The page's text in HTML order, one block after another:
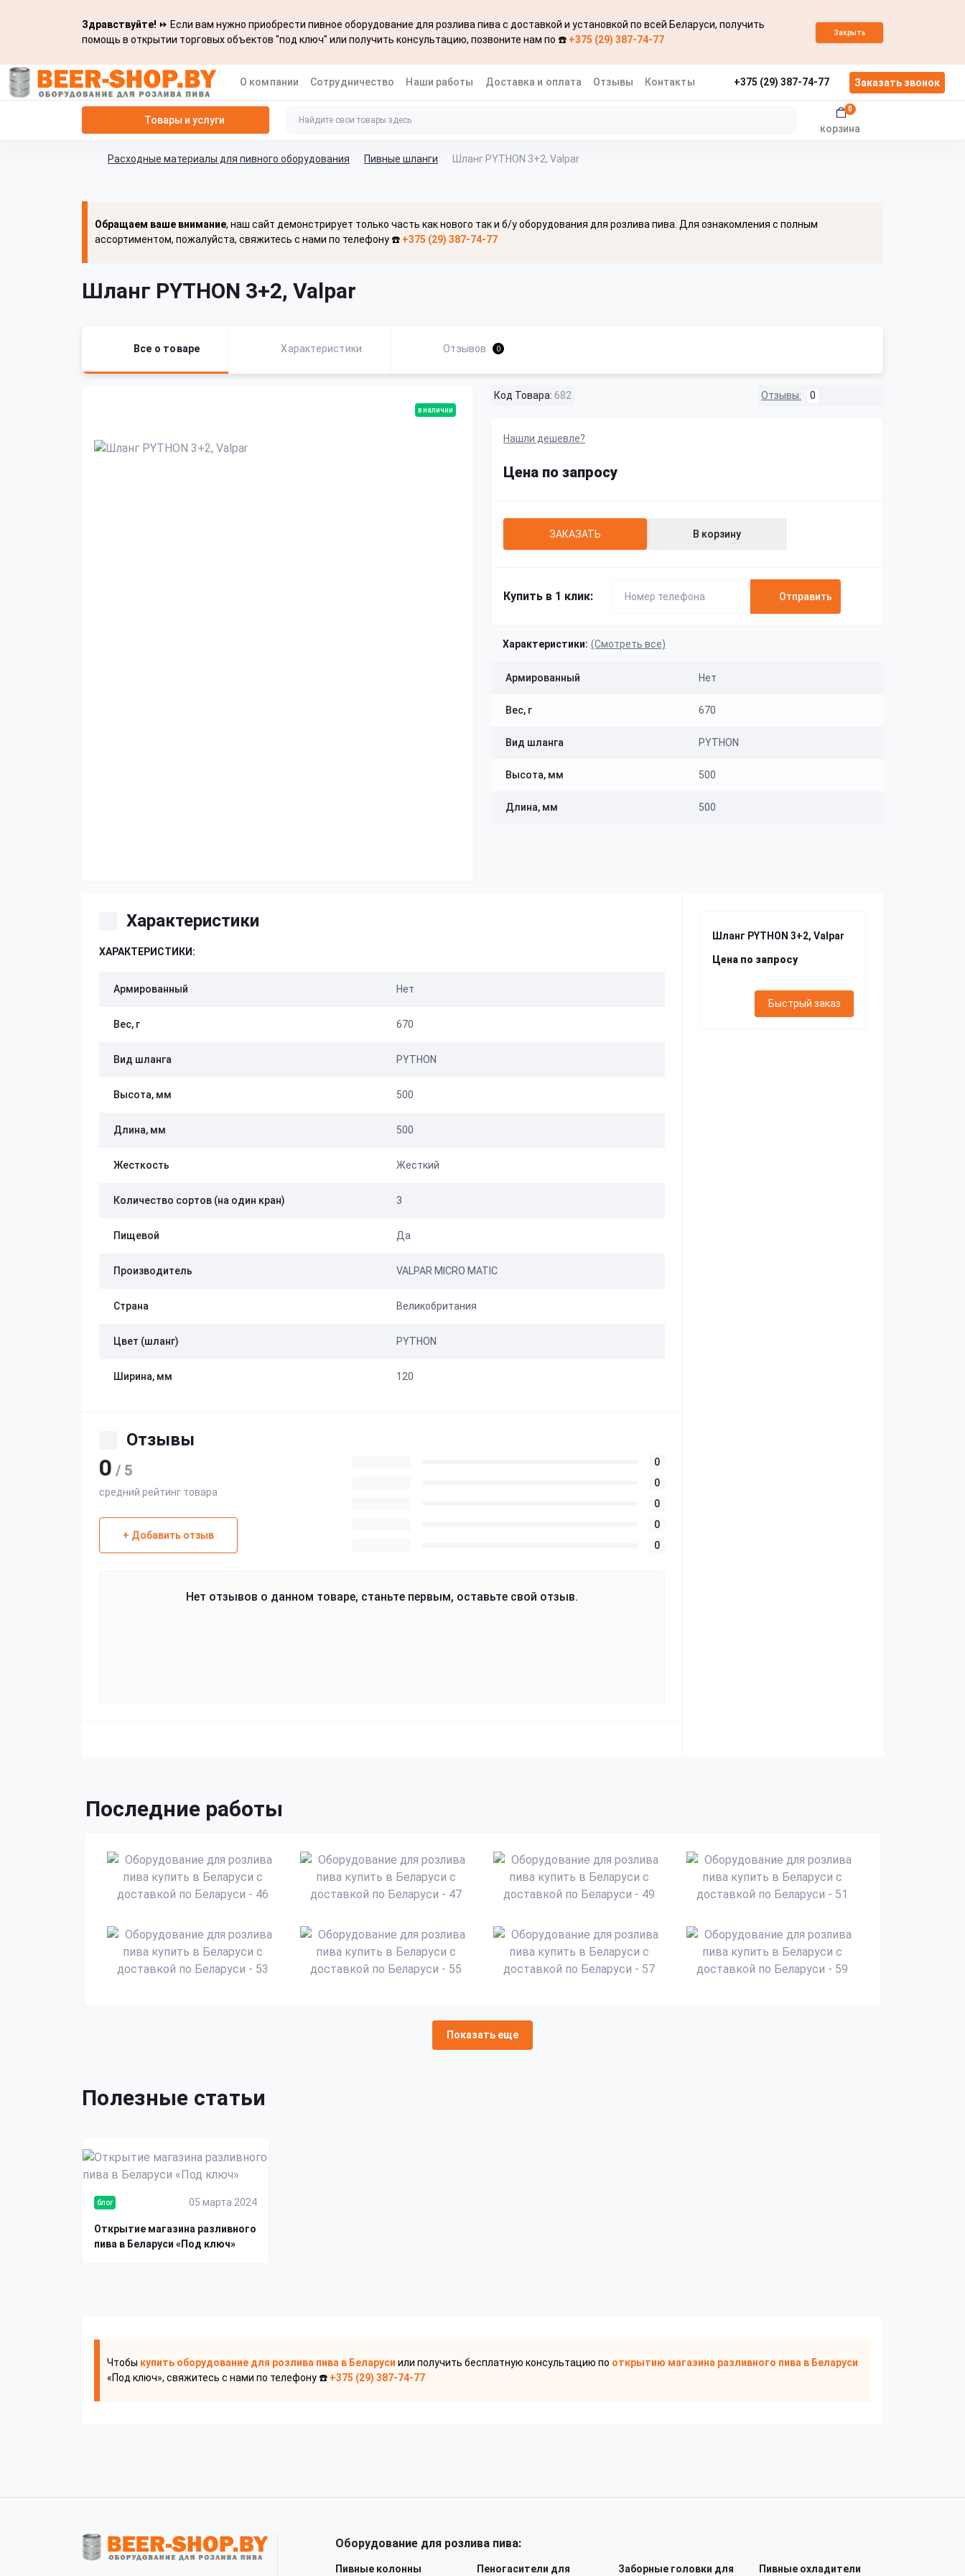
Здравствуйте! ⏩ Если вам нужно приобрести пивное оборудование для розлива пива с доставкой и установкой по всей Беларуси, получить
помощь в открытии торговых объектов "под ключ" или получить консультацию, позвоните нам по ☎️ +375 (29) 387-74-77
Закрыть
О компании Сотрудничество Наши работы Доставка и оплата Отзывы Контакты +375 (29) 387-74-77 Заказать звонок
Товары и услуги
корзина
0
Расходные материалы для пивного оборудования Пивные шланги Шланг PYTHON 3+2, Valpar
Обращаем ваше внимание, наш сайт демонстрирует только часть как нового так и б/у оборудования для розлива пива. Для ознакомления с полным
ассортиментом, пожалуйста, свяжитесь с нами по телефону ☎️ +375 (29) 387-74-77
Шланг PYTHON 3+2, Valpar
Все о товаре Характеристики Отзывов 0
в наличии
Код Товара: 682 Отзывы: 0
Нашли дешевле?
Цена по запросу
ЗАКАЗАТЬ В корзину
Купить в 1 клик: Отправить
Характеристики: (Смотреть все)
Армированный Нет
Вес, г 670
Вид шланга PYTHON
Высота, мм 500
Длина, мм 500
Характеристики
ХАРАКТЕРИСТИКИ:
Армированный Нет
Вес, г 670
Вид шланга PYTHON
Высота, мм 500
Длина, мм 500
Жесткость Жесткий
Количество сортов (на один кран) 3
Пищевой Да
Производитель VALPAR MICRO MATIC
Страна Великобритания
Цвет (шланг) PYTHON
Ширина, мм 120
Отзывы
0 / 5
средний рейтинг товара
+ Добавить отзыв
0
0
0
0
0
Нет отзывов о данном товаре, станьте первым, оставьте свой отзыв.
Шланг PYTHON 3+2, Valpar
Цена по запросу
Быстрый заказ
Последние работы
Показать еще
Полезные статьи
блог 05 марта 2024
Открытие магазина разливного
пива в Беларуси «Под ключ»
Чтобы купить оборудование для розлива пива в Беларуси или получить бесплатную консультацию по открытию магазина разливного пива в Беларуси
«Под ключ», свяжитесь с нами по телефону ☎️ +375 (29) 387-74-77
Оборудование для розлива пива:
Пивные колонны Пеногасители для Заборные головки для Пивные охладители